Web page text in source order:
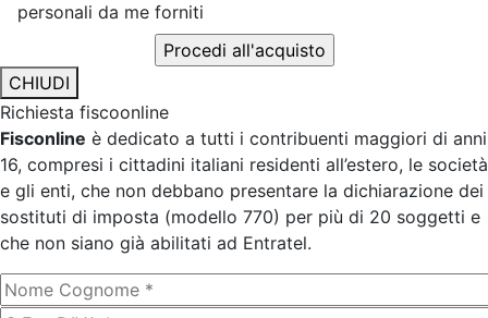
personali da me forniti
CHIUDI
Richiesta fiscoonline
Fisconline è dedicato a tutti i contribuenti maggiori di anni
16, compresi i cittadini italiani residenti all’estero, le società
e gli enti, che non debbano presentare la dichiarazione dei
sostituti di imposta (modello 770) per più di 20 soggetti e
che non siano già abilitati ad Entratel.